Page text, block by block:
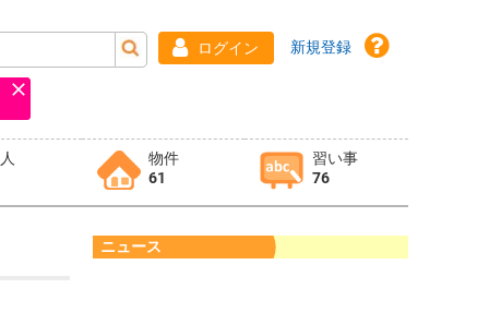
ログイン 新規登録
物件
61
習い事
76
ニュース